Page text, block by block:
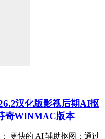
汉化版影视后期AI抠
奇WINMAC版本
更快的 AI 辅助抠图：通过